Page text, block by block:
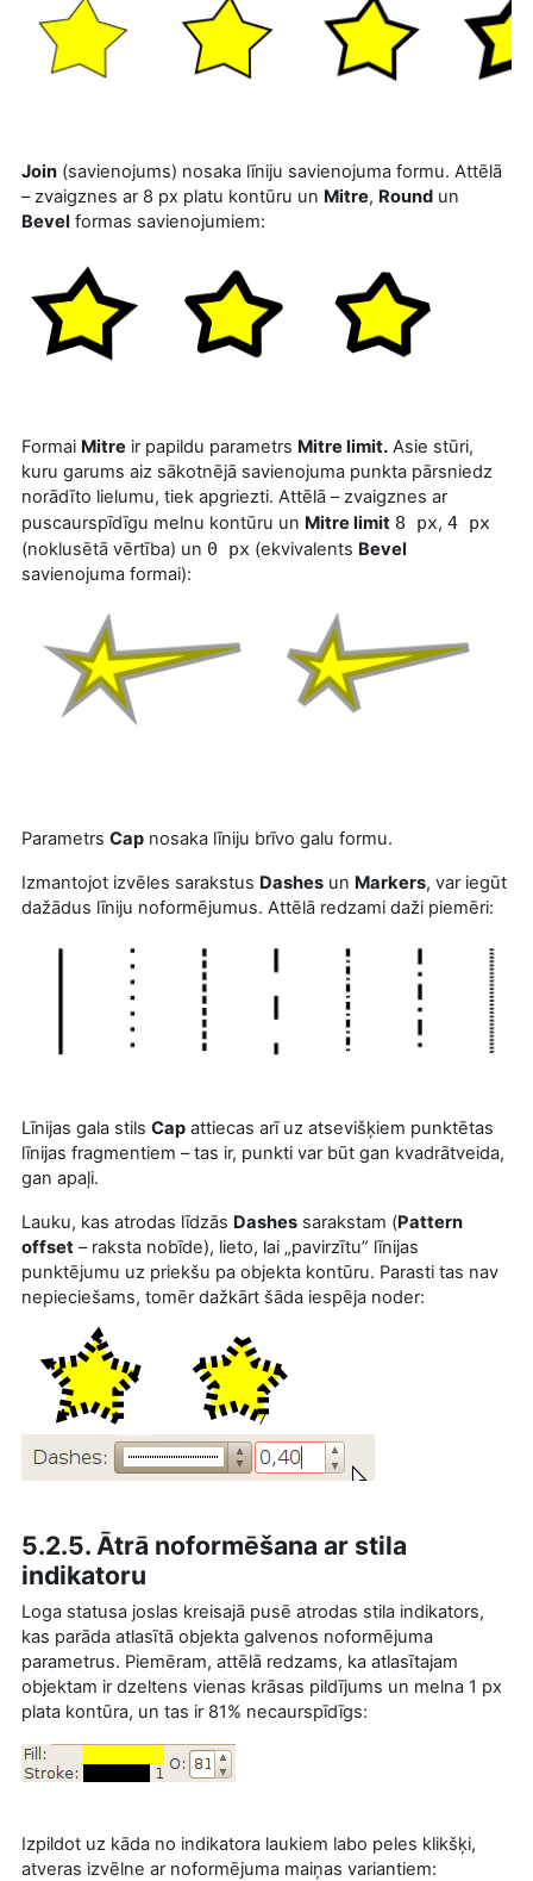
Join (savienojums) nosaka līniju savienojuma formu. Attēlā
– zvaigznes ar 8 px platu kontūru un Mitre, Round un
Bevel formas savienojumiem:
Formai Mitre ir papildu parametrs Mitre limit. Asie stūri,
kuru garums aiz sākotnējā savienojuma punkta pārsniedz
norādīto lielumu, tiek apgriezti. Attēlā – zvaigznes ar
puscaurspīdīgu melnu kontūru un Mitre limit 8 px, 4 px
(noklusētā vērtība) un 0 px (ekvivalents Bevel
savienojuma formai):
Parametrs Cap nosaka līniju brīvo galu formu.
Izmantojot izvēles sarakstus Dashes un Markers, var iegūt
dažādus līniju noformējumus. Attēlā redzami daži piemēri:
Līnijas gala stils Cap attiecas arī uz atsevišķiem punktētas
līnijas fragmentiem – tas ir, punkti var būt gan kvadrātveida,
gan apaļi.
Lauku, kas atrodas līdzās Dashes sarakstam (Pattern
offset – raksta nobīde), lieto, lai „pavirzītu” līnijas
punktējumu uz priekšu pa objekta kontūru. Parasti tas nav
nepieciešams, tomēr dažkārt šāda iespēja noder:
5.2.5. Ātrā noformēšana ar stila
indikatoru
Loga statusa joslas kreisajā pusē atrodas stila indikators,
kas parāda atlasītā objekta galvenos noformējuma
parametrus. Piemēram, attēlā redzams, ka atlasītajam
objektam ir dzeltens vienas krāsas pildījums un melna 1 px
plata kontūra, un tas ir 81% necaurspīdīgs:
Izpildot uz kāda no indikatora laukiem labo peles klikšķi,
atveras izvēlne ar noformējuma maiņas variantiem: